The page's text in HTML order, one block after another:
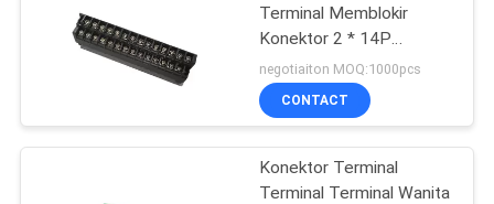
KONTROL
Terminal Memblokir
Konektor 2 * 14P
Dengan Kunci H = 32,8
PBT
negotiaiton MOQ:1000pcs
CONTACT
Konektor Terminal
Terminal Terminal Wanita